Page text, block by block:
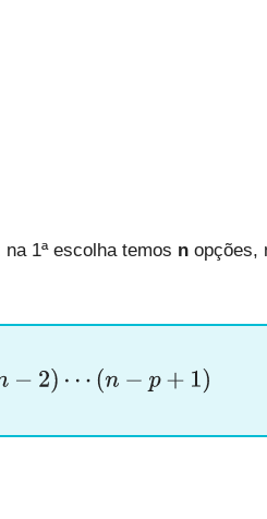
na 1ª escolha temos n opções,
n −2 )⋯ (n − p+1 )